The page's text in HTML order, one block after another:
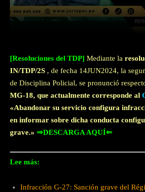
[Resoluciones del TDP] Mediante la
IN/TDP/2S , de fecha 14JUN2024, la
de Disciplina Policial, se pronunció
MG-18, que actualmente corresponde al
«Abandonar su servicio configura
en informar sobre dicha conducta
grave.» ⇒DESCARGA AQUÍ⇐
Lee más:
Infracción G-27: Sanción grave del